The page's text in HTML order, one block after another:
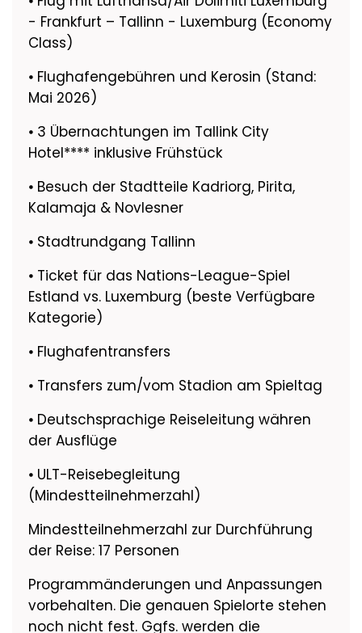
- Frankfurt – Tallinn - Luxemburg (Economy
Class)
⦁ Flughafengebühren und Kerosin (Stand:
Mai 2026)
⦁ 3 Übernachtungen im Tallink City
Hotel**** inklusive Frühstück
⦁ Besuch der Stadtteile Kadriorg, Pirita,
Kalamaja & Novlesner
⦁ Stadtrundgang Tallinn
⦁ Ticket für das Nations-League-Spiel
Estland vs. Luxemburg (beste Verfügbare
Kategorie)
⦁ Flughafentransfers
⦁ Transfers zum/vom Stadion am Spieltag
⦁ Deutschsprachige Reiseleitung währen
der Ausflüge
⦁ ULT-Reisebegleitung
(Mindestteilnehmerzahl)
Mindestteilnehmerzahl zur Durchführung
der Reise: 17 Personen
Programmänderungen und Anpassungen
vorbehalten. Die genauen Spielorte stehen
noch nicht fest. Ggfs. werden die